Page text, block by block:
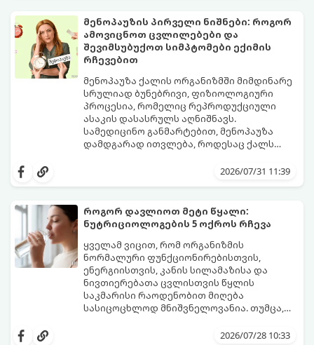
მენოპაუზის პირველი ნიშნები: როგორ
ამოვიცნოთ ცვლილებები და
შევიმსუბუქოთ სიმპტომები ექიმის
რჩევებით
მენოპაუზა ქალის ორგანიზმში მიმდინარე
სრულიად ბუნებრივი, ფიზიოლოგიური
პროცესია, რომელიც რეპროდუქციული
ასაკის დასასრულს აღნიშნავს.
სამედიცინო განმარტებით, მენოპაუზა
დამდგარად ითვლება, როდესაც ქალს
ცვლილებები ამ მომენტამდე ბევრად ადრე
საშუალოდ 40-დან 50 წლამდე ასაკში იწყება
და შესაძლოა 4-დან 8 წლამდე
გაგრძელდეს).
იმისათვის, რომ ეს პერიოდი შფოთვის
გარეშე გაიაროთ, მნიშვნელოვანია
იცოდეთ, რა სიგნალებს გზავნის ორგანიზმი
და როგორ შეიმსუბუქოთ მდგომარეობა
მეან-გინეკოლოგებისა და
ნუტრიციოლოგების რეკომენდაციებით.
2026/07/31 11:39
როგორ დავლიოთ მეტი წყალი:
ნუტრიციოლოგების 5 ოქროს რჩევა
ყველამ ვიცით, რომ ორგანიზმის
ნორმალური ფუნქციონირებისთვის,
ენერგიისთვის, კანის სილამაზისა და
ნივთიერებათა ცვლისთვის წყლის
საკმარისი რაოდენობით მიღება
სასიცოცხლოდ მნიშვნელოვანია. თუმცა,
უბრალოდ ჩვევის არქონის გამო, დღის
დალევა ან მისი გემო მოსაწყენი2026/07/28 10:33